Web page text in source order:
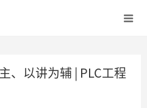

、以讲为辅 | PLC工程